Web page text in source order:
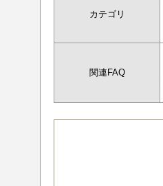
カテゴリ
関連FAQ